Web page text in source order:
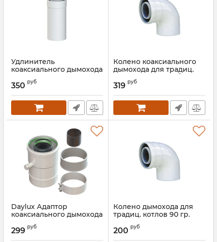
Удлинитель
коаксиального дымохода
для традиц. котлов
длина 500мм 60/100
Артикул: 00000026456
350 руб
Колено коаксиального
дымохода для традиц.
котлов 90 град 60/100
Innovita
Артикул: 00000026455
319 руб
Daylux Адаптор
коаксиального дымохода
для традиц. котлов
Артикул:
299 руб
Колено дымохода для
традиц. котлов 90 гр.
д.80 Innovita
Артикул:
200 руб